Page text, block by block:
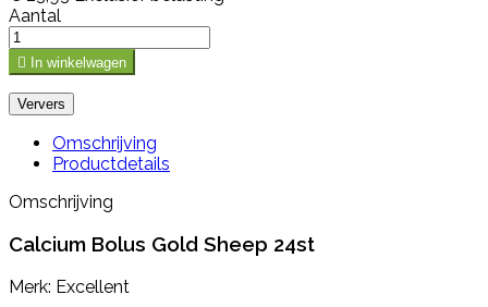
Aantal
 In winkelwagen
Omschrijving
Productdetails
Omschrijving
Calcium Bolus Gold Sheep 24st
Merk: Excellent